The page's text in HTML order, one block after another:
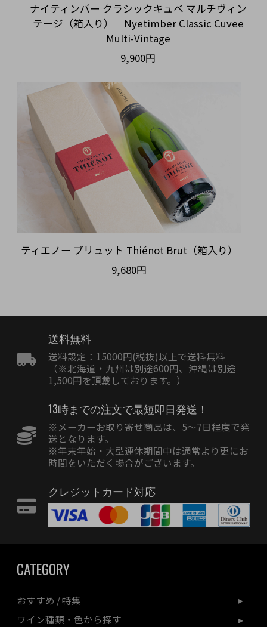
ナイティンバー クラシックキュベ マルチヴィン
テージ（箱入り） Nyetimber Classic Cuvee
Multi-Vintage
9,900円
ティエノー ブリュット Thiénot Brut（箱入り）
9,680円
送料無料
送料設定：15000円(税抜)以上で送料無料
（※北海道・九州は別途600円、沖縄は別途
1,500円を頂戴しております。）
13時までの注文で最短即日発送！
※メーカーお取り寄せ商品は、5〜7日程度で発
送となります。
※年末年始・大型連休期間中は通常より更にお
時間をいただく場合がございます。
クレジットカード対応
CATEGORY
おすすめ / 特集
ワイン種類・色から探す